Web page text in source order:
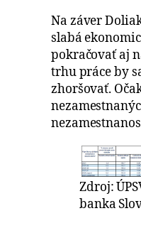
Na záver
slabá
pokračovať aj
trhu práce by
zhoršovať.
Zdroj:
banka